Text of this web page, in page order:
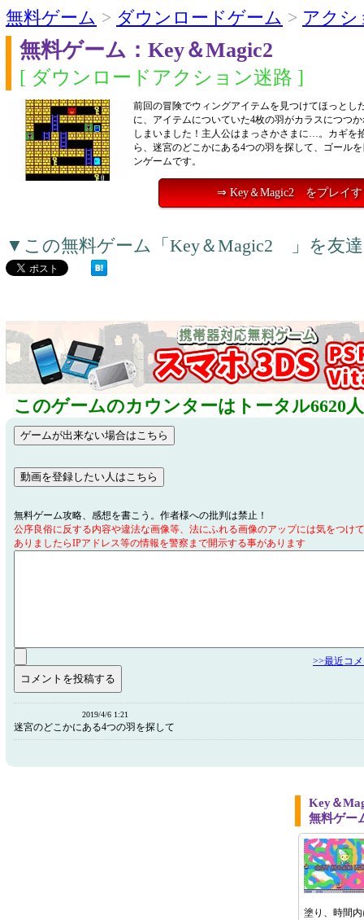
無料ゲーム > ダウンロードゲーム > アクシ
無料ゲーム：Key＆Magic2
[ ダウンロードアクション迷路 ]
前回の冒険でウィングアイテムを見つけてほっとし
に、アイテムについていた4枚の羽がカラスにつつ
しまいました！主人公はまっさかさまに…。カギを
ら、迷宮のどこかにある4つの羽を探して、ゴール
ンゲームです。
⇒ Key＆Magic2 をプレイ
▼この無料ゲーム「Key＆Magic2 」を友
このゲームのカウンターはトータル6620
無料ゲーム攻略、感想を書こう。作者様への批判は禁止！
公序良俗に反する内容や違法な画像等、法にふれる画像のアップには気をつけ
ありましたらIPアドレス等の情報を警察まで開示する事があります
>>最近コ
2019/4/6 1:21
迷宮のどこかにある4つの羽を探して
Key＆
無料ゲー
塗り、時間